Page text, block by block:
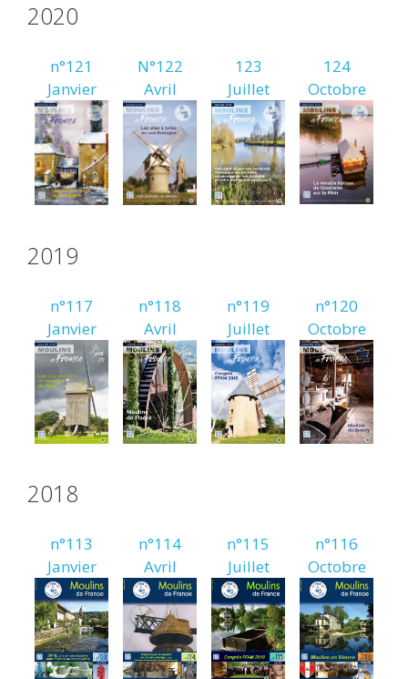
2020
n°121
Janvier
N°122
Avril
123
Juillet
124
Octobre
2019
n°117
Janvier
n°118
Avril
n°119
Juillet
n°120
Octobre
2018
n°113
Janvier
n°114
Avril
n°115
Juillet
n°116
Octobre